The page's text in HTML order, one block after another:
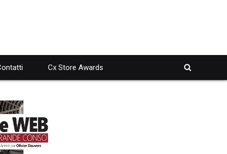
Cx Store Awards